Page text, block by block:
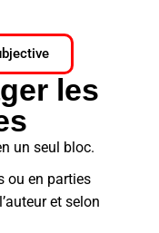
les
un seul bloc.
ou en parties
et selon